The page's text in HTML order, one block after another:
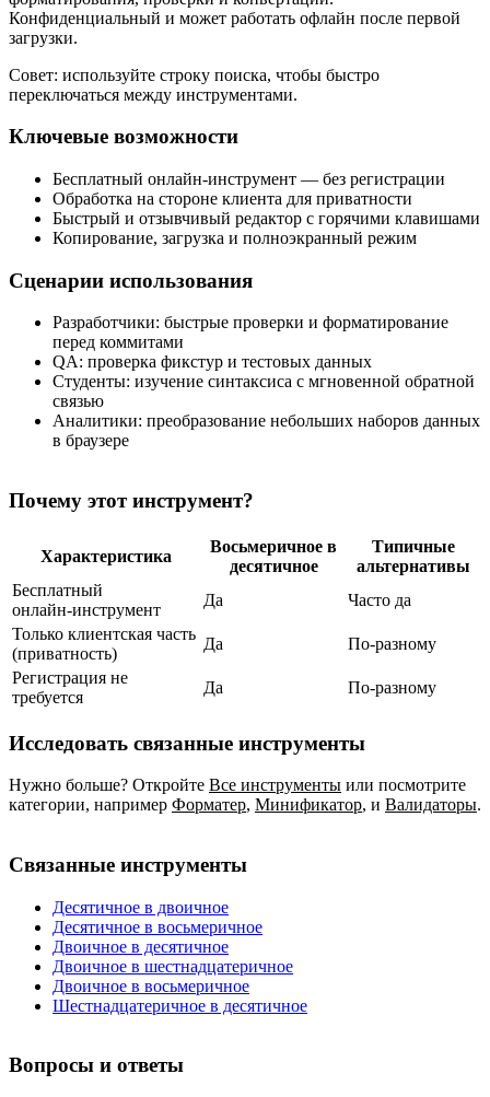
Конфиденциальный и может работать офлайн после первой
загрузки.
Совет: используйте строку поиска, чтобы быстро
переключаться между инструментами.
Ключевые возможности
Бесплатный онлайн‑инструмент — без регистрации
Обработка на стороне клиента для приватности
Быстрый и отзывчивый редактор с горячими клавишами
Копирование, загрузка и полноэкранный режим
Сценарии использования
Разработчики: быстрые проверки и форматирование
перед коммитами
QA: проверка фикстур и тестовых данных
Студенты: изучение синтаксиса с мгновенной обратной
связью
Аналитики: преобразование небольших наборов данных
в браузере
Почему этот инструмент?
Характеристика
Восьмеричное в
десятичное
Типичные
альтернативы
Бесплатный
онлайн‑инструмент
Да
Часто да
Только клиентская часть
(приватность)
Да
По‑разному
Регистрация не
требуется
Да По‑разному
Исследовать связанные инструменты
Нужно больше? Откройте Все инструменты или посмотрите
категории, например Форматер, Минификатор, и Валидаторы.
Связанные инструменты
Десятичное в двоичное
Десятичное в восьмеричное
Двоичное в десятичное
Двоичное в шестнадцатеричное
Двоичное в восьмеричное
Шестнадцатеричное в десятичное
Вопросы и ответы